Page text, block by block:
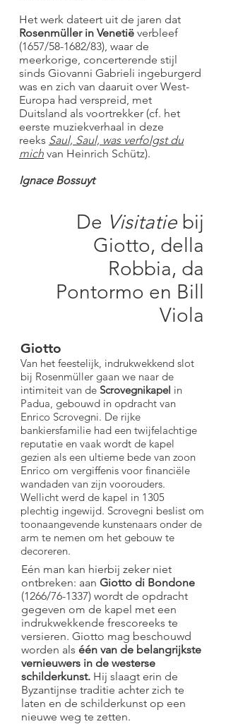
Het werk dateert uit de jaren dat
Rosenmüller in Venetië verbleef
(1657/58-1682/83), waar de
meerkorige, concerterende stijl
sinds Giovanni Gabrieli ingeburgerd
was en zich van daaruit over West-
Europa had verspreid, met
Duitsland als voortrekker (cf. het
eerste muziekverhaal in deze
reeks Saul, Saul, was verfolgst du
mich van Heinrich Schütz).
Ignace Bossuyt
De Visitatie bij
Giotto, della
Robbia, da
Pontormo en Bill
Viola
Giotto
Van het feestelijk, indrukwekkend slot
bij Rosenmüller gaan we naar de
intimiteit van de Scrovegnikapel in
Padua, gebouwd in opdracht van
Enrico Scrovegni. De rijke
bankiersfamilie had een twijfelachtige
reputatie en vaak wordt de kapel
gezien als een ultieme bede van zoon
Enrico om vergiffenis voor financiële
wandaden van zijn voorouders.
Wellicht werd de kapel in 1305
plechtig ingewijd. Scrovegni beslist om
toonaangevende kunstenaars onder de
arm te nemen om het gebouw te
decoreren.
Eén man kan hierbij zeker niet
ontbreken: aan Giotto di Bondone
(1266/76-1337) wordt de opdracht
gegeven om de kapel met een
indrukwekkende frescoreeks te
versieren. Giotto mag beschouwd
worden als één van de belangrijkste
vernieuwers in de westerse
schilderkunst. Hij slaagt erin de
Byzantijnse traditie achter zich te
laten en de schilderkunst op een
nieuwe weg te zetten.